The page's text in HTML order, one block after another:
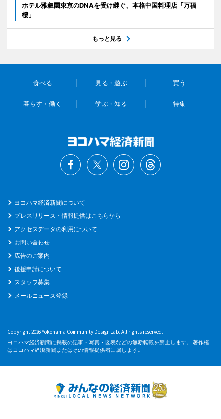
ホテル雅叙園東京のDNAを受け継ぐ、本格中国料理店「万福
樓」
もっと見る
食べる 見る・遊ぶ 買う
暮らす・働く 学ぶ・知る 特集
ヨコハマ経済新聞について
プレスリリース・情報提供はこちらから
アクセスデータの利用について
お問い合わせ
広告のご案内
後援申請について
スタッフ募集
メールニュース登録
Copyright 2026 Yokohama Community Design Lab. All rights reserved.
ヨコハマ経済新聞に掲載の記事・写真・図表などの無断転載を禁止します。 著作権
はヨコハマ経済新聞またはその情報提供者に属します。